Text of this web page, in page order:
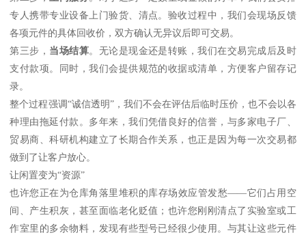
专人携带专业设备上门验货、清点。验收过程中，我们会现场反馈
各项元件的具体回收价，双方确认无异议后即可交易。
第三步， 当场结算。无论是现金还是转账，我们在交易完成后及时
支付款项。同时，我们会提供规范的收据或清单，方便客户留存记
录。
整个过程强调“诚信透明”，我们不会在评估后临时压价，也不会以各
种理由拖延付款。多年来，我们凭借良好的信誉，与多家电子厂、
贸易商、科研机构建立了长期合作关系，也正是因为每一次交易都
做到了让客户放心。
让闲置变为“资源”
也许您正在为仓库角落里堆积的库存场效应管发愁——它们占用空
间、产生积灰，甚至面临老化贬值；也许您刚刚清点了实验室或工
作室里的多余物料，发现有些型号已经很少使用。与其让这些元件